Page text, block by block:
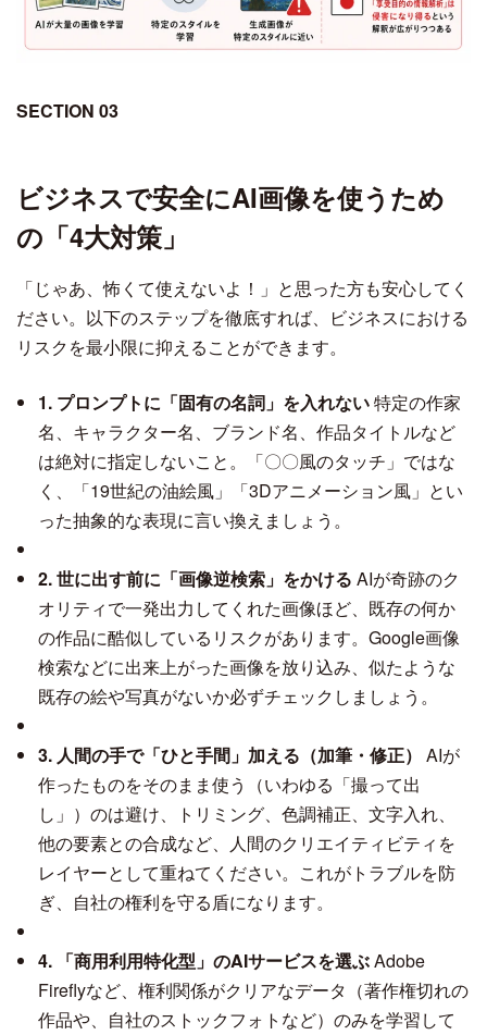
SECTION 03
ビジネスで安全にAI画像を使うため
の「4大対策」
「じゃあ、怖くて使えないよ！」と思った方も安心してく
ださい。以下のステップを徹底すれば、ビジネスにおける
リスクを最小限に抑えることができます。
1. プロンプトに「固有の名詞」を入れない特定の作家
名、キャラクター名、ブランド名、作品タイトルなど
は絶対に指定しないこと。「〇〇風のタッチ」ではな
く、「19世紀の油絵風」「3Dアニメーション風」とい
った抽象的な表現に言い換えましょう。
2. 世に出す前に「画像逆検索」をかける AIが奇跡のク
オリティで一発出力してくれた画像ほど、既存の何か
の作品に酷似しているリスクがあります。Google画像
検索などに出来上がった画像を放り込み、似たような
既存の絵や写真がないか必ずチェックしましょう。
3. 人間の手で「ひと手間」加える（加筆・修正） AIが
作ったものをそのまま使う（いわゆる「撮って出
し」）のは避け、トリミング、色調補正、文字入れ、
他の要素との合成など、人間のクリエイティビティを
レイヤーとして重ねてください。これがトラブルを防
ぎ、自社の権利を守る盾になります。
4. 「商用利用特化型」のAIサービスを選ぶAdobe
Fireflyなど、権利関係がクリアなデータ（著作権切れの
作品や、自社のストックフォトなど）のみを学習して